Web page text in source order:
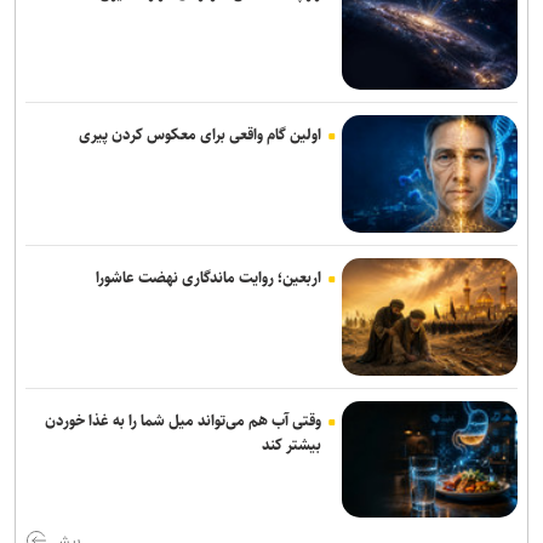
با رفتن اکبر عبدی یک برادر را از دست دادم/ بازیگری که همیشه برگ
برنده‌ای با خود داشت
هدف‌گذاری پرداخت ۳۰ هزار وام اشتغال تا پایان سال/ تشکیل بانک
مشاغل ایثارگران در دستور کار است
فیلم مرموز ونیز به‌دلیل «ملاحظات امنیتی» از اعلام رسمی جا ماند
«مرد عنکبوتی: یک روز تازه» در آستانه فتح رکوردهای تازه؛ «اودیسه» از
یک میلیارد دلار گذشت
«زنده‌شور» و «استخر» همچنان می‌تازند/ مجموع فروش هفتگی دو فیلم،
۱۳ برابر ۶ فیلم دیگر! + جدول فروش
خانه نمایش امید به دنبال پر کردن خلأ تئاتر نوجوان؛ اجرای ۵۰۰ نوبت
نمایش در ۱۵ استان
میلیون دلاری
اولین گام واقعی برای معکوس کردن پیری
اربعین؛ روایت ماندگاری نهضت عاشورا
وقتی آب هم می‌تواند میل شما را به غذا خوردن
بیشتر کند